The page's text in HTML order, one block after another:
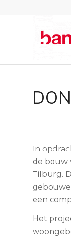
In
de bouw
Tilburg.
een
Het